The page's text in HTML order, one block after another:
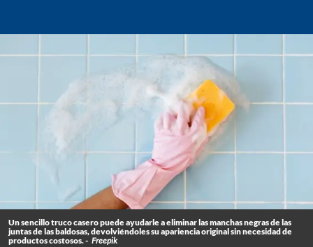
Un sencillo truco casero puede ayudarle a eliminar las manchas negras de las
juntas de las baldosas, devolviéndoles su apariencia original sin necesidad de
productos costosos. - Freepik